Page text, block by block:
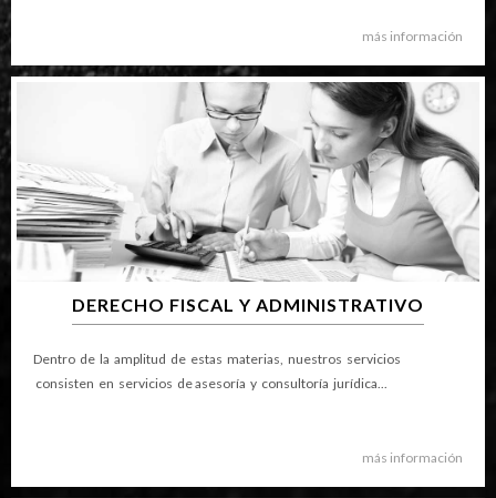
más información
DERECHO FISCAL Y ADMINISTRATIVO
Dentro de la amplitud de estas materias, nuestros servicios
consisten en servicios de asesoría y consultoría jurídica...
más información